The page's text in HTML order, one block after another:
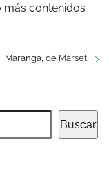
más contenidos
Maranga, de Marset
Buscar